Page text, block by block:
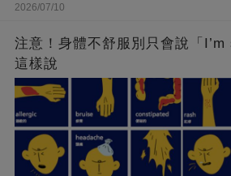
2026/07/10
注意！身體不舒服別只會說「
這樣說